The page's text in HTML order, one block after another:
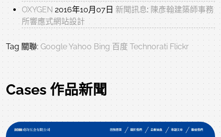
OXYGEN 2016年10月07日 新聞訊息: 陳彥翰建築師事務
所響應式網站設計
Tag 關聯: GoogleYahoo Bing 百度 Technorati Flickr
Cases 作品新聞